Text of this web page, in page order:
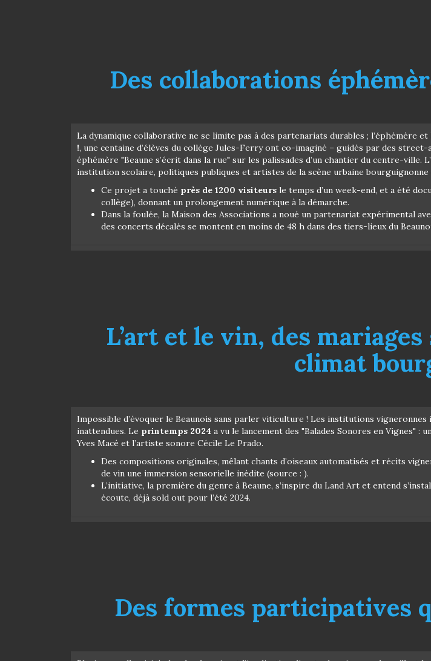
Des collaborations
La dynamique collaborative ne se limite pas à des partenariats durables ; l’éphémère
!, une centaine d’élèves du collège Jules-Ferry ont co-imaginé – guidés par des
éphémère "Beaune s’écrit dans la rue" sur les palissades d’un chantier du centre-
institution scolaire, politiques publiques et artistes de la scène urbaine bourguignonne
Ce projet a touché près de 1200 visiteurs le temps d’un week-end, et a été
collège), donnant un prolongement numérique à la démarche.
Dans la foulée, la Maison des Associations a noué un partenariat expérimental
des concerts décalés se montent en moins de 48 h dans des tiers-lieux du
L’art et le vin, des
climat
Impossible d’évoquer le Beaunois sans parler viticulture ! Les institutions
inattendues. Le printemps 2024 a vu le lancement des "Balades Sonores en Vignes" :
Yves Macé et l’artiste sonore Cécile Le Prado.
Des compositions originales, mêlant chants d’oiseaux automatisés et récits
de vin une immersion sensorielle inédite (source : ).
L’initiative, la première du genre à Beaune, s’inspire du Land Art et entend
écoute, déjà sold out pour l’été 2024.
Des formes participatives